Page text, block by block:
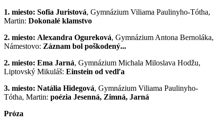
1. miesto: Sofia Juristová, Gymnázium Viliama Paulinyho-Tótha,
Martin: Dokonalé klamstvo
2. miesto: Alexandra Ogureková, Gymnázium Antona Bernoláka,
Námestovo: Záznam bol poškodený...
2. miesto: Ema Jarná, Gymnázium Michala Miloslava Hodžu,
Liptovský Mikuláš: Einstein od vedľa
3. miesto: Natália Hidegová, Gymnázium Viliama Paulinyho-
Tótha, Martin: poézia Jesenná, Zimná, Jarná
Próza